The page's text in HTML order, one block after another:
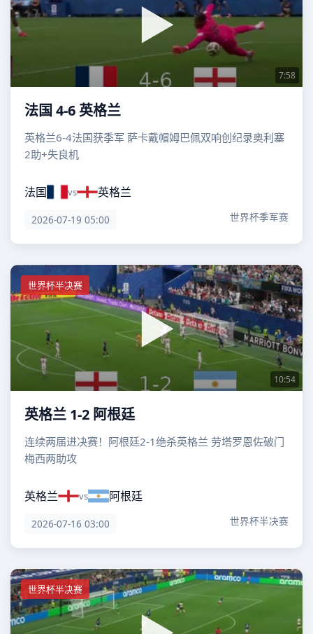
7:58
法国 4-6 英格兰
英格兰6-4法国获季军 萨卡戴帽姆巴佩双响创纪录奥利塞
2助+失良机
法国 vs 英格兰
2026-07-19 05:00 世界杯季军赛
世界杯半决赛
10:54
英格兰 1-2 阿根廷
连续两届进决赛！阿根廷2-1绝杀英格兰 劳塔罗恩佐破门
梅西两助攻
英格兰 vs 阿根廷
2026-07-16 03:00 世界杯半决赛
世界杯半决赛